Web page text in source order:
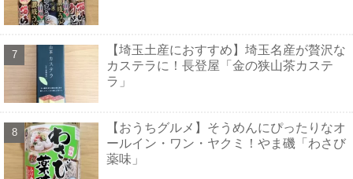
【埼玉土産におすすめ】埼玉名産が贅沢な
カステラに！長登屋「金の狭山茶カステ
ラ」
【おうちグルメ】そうめんにぴったりなオ
ールイン・ワン・ヤクミ！やま磯「わさび
薬味」